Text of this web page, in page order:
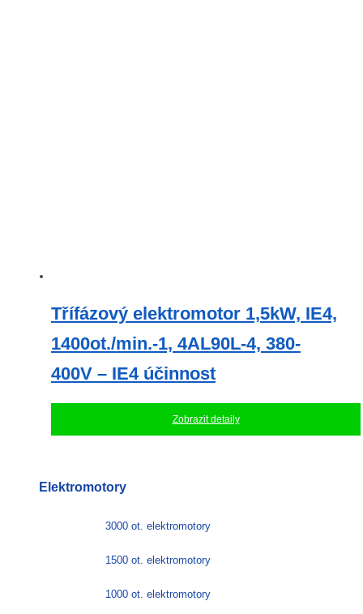
Třífázový elektromotor 1,5kW, IE4,
1400ot./min.-1, 4AL90L-4, 380-
400V – IE4 účinnost
Zobrazit detaily
Elektromotory
3000 ot. elektromotory
1500 ot. elektromotory
1000 ot. elektromotory